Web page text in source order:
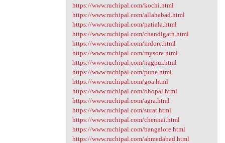
https://www.ruchipal.com/kochi.html
https://www.ruchipal.com/allahabad.html
https://www.ruchipal.com/patiala.html
https://www.ruchipal.com/chandigarh.html
https://www.ruchipal.com/indore.html
https://www.ruchipal.com/mysore.html
https://www.ruchipal.com/nagpur.html
https://www.ruchipal.com/pune.html
https://www.ruchipal.com/goa.html
https://www.ruchipal.com/bhopal.html
https://www.ruchipal.com/agra.html
https://www.ruchipal.com/surat.html
https://www.ruchipal.com/chennai.html
https://www.ruchipal.com/bangalore.html
https://www.ruchipal.com/ahmedabad.html